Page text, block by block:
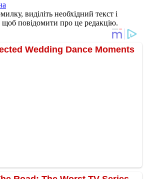
виділіть необхідний текст і
щоб повідомити про це редакцію.